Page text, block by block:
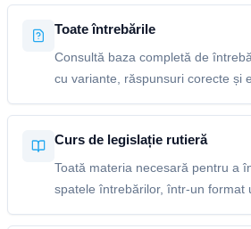
Toate întrebările
Consultă baza completă de
cu variante, răspunsuri corecte și
Curs de legislație rutieră
Toată materia necesară pentru a
spatele întrebărilor, într-un format